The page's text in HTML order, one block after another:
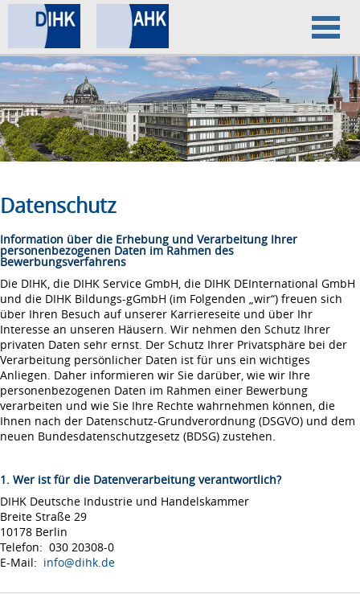
Home
Datenschutz
Impressum
Datenschutz
Information über die Erhebung und Verarbeitung Ihrer
personenbezogenen Daten im Rahmen des
Bewerbungsverfahrens
Die DIHK, die DIHK Service GmbH, die DIHK DEInternational GmbH
und die DIHK Bildungs-gGmbH (im Folgenden „wir“) freuen sich
über Ihren Besuch auf unserer Karriereseite und über Ihr
Interesse an unseren Häusern. Wir nehmen den Schutz Ihrer
privaten Daten sehr ernst. Der Schutz Ihrer Privatsphäre bei der
Verarbeitung persönlicher Daten ist für uns ein wichtiges
Anliegen. Daher informieren wir Sie darüber, wie wir Ihre
personenbezogenen Daten im Rahmen einer Bewerbung
verarbeiten und wie Sie Ihre Rechte wahrnehmen können, die
Ihnen nach der Datenschutz-Grundverordnung (DSGVO) und dem
neuen Bundesdatenschutzgesetz (BDSG) zustehen.
1. Wer ist für die Datenverarbeitung verantwortlich?
DIHK Deutsche Industrie und Handelskammer
Breite Straße 29
10178 Berlin
Telefon: 030 20308-0
E-Mail: info@dihk.de